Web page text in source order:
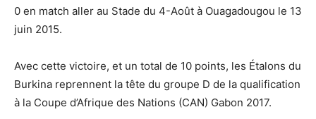
0 en match aller au Stade du 4-Août à Ouagadougou le 13
juin 2015.
Avec cette victoire, et un total de 10 points, les Étalons du
Burkina reprennent la tête du groupe D de la qualification
à la Coupe d’Afrique des Nations (CAN) Gabon 2017.